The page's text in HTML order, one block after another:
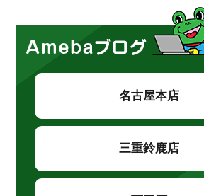
名古屋本店
三重鈴鹿店